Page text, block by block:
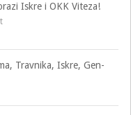
Iskre i OKK Viteza!
Travnika, Iskre, Gen-